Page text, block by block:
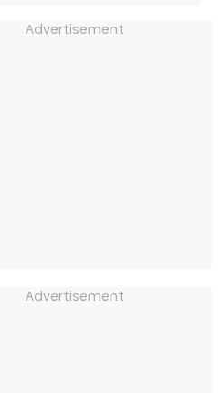
Advertisement
Advertisement